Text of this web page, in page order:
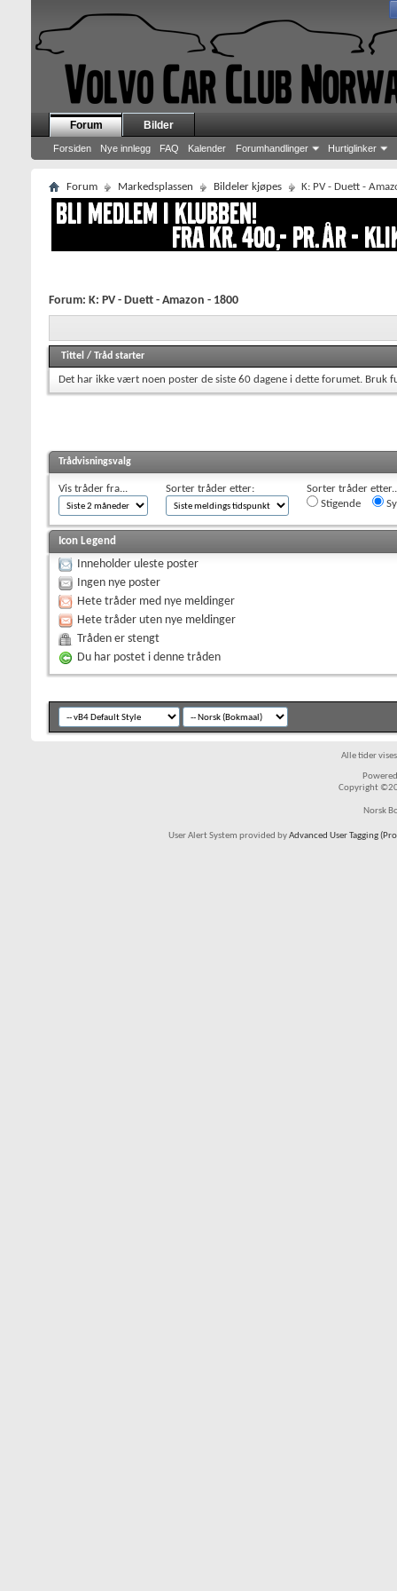
Forum
Forsiden Nye innlegg FAQ Kalender Forumhandlinger Hurtiglinker
Bilder
Forum Markedsplassen Bildeler kjøpes K: PV - Duett -
Forum: K: PV - Duett - Amazon - 1800
Tittel / Tråd starter
Det har ikke vært noen poster de siste 60 dagene i dette forumet. Bruk
Trådvisningsvalg
Vis tråder fra... Sorter tråder etter:
Sorter tråder
Stigende
Icon Legend
Inneholder uleste poster
Ingen nye poster
Hete tråder med nye meldinger
Hete tråder uten nye meldinger
Tråden er stengt
Du har postet i denne tråden
Alle tider
Copyright
Norsk
User Alert System provided byAdvanced User Tagging